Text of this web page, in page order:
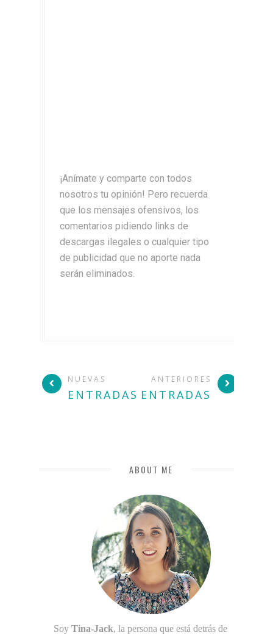
¡Anímate y comparte con todos
nosotros tu opinión! Pero recuerda
que los mensajes ofensivos, los
comentarios pidiendo links de
descargas ilegales o cualquier tipo
de publicidad que no aporte nada
serán eliminados.
NUEVAS
ENTRADAS
ANTERIORES
ENTRADAS
ABOUT ME
Soy Tina-Jack, la persona que está detrás de